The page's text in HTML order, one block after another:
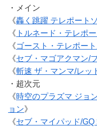
・メイン
《轟く跳躍 テレポート
《 トルネード・テレポ
《ゴースト・テレポー
《セブ・マゴアクマン/
《斬速 ザ・マンマ/レッ
・超次元
《時空のプラズマ ジョ
ョン》
《セブ・マイパッド/GQ